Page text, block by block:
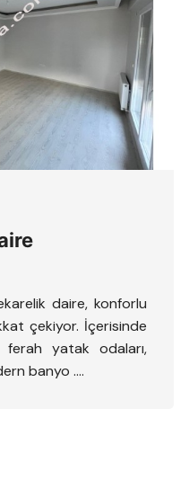
daire, konforlu
çekiyor. İçerisinde
yatak odaları,
banyo ….